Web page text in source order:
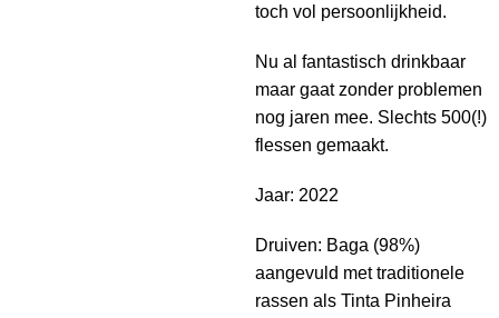
toch vol persoonlijkheid.
Nu al fantastisch drinkbaar
maar gaat zonder problemen
nog jaren mee. Slechts 500(!)
flessen gemaakt.
Jaar: 2022
Druiven: Baga (98%)
aangevuld met traditionele
rassen als Tinta Pinheira